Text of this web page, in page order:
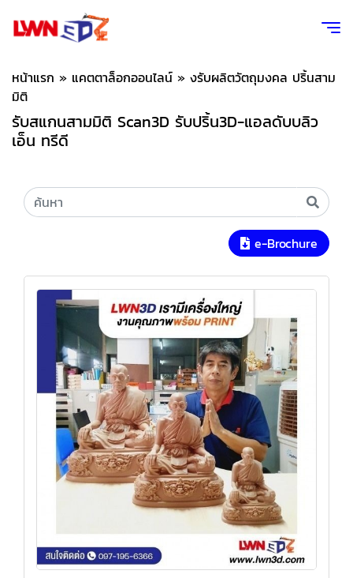
หน้าแรก » แคตตาล็อกออนไลน์ » งรับผลิตวัตถุมงคล ปริ้นสาม
มิติ
รับสแกนสามมิติ Scan3D รับปริ้น3D-แอลดับบลิว
เอ็น ทรีดี
e-Brochure